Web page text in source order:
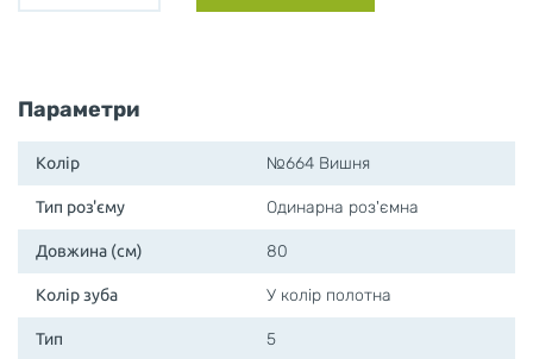
Параметри
Колір №664 Вишня
Тип роз'єму Одинарна роз'ємна
Довжина (см) 80
Колір зуба У колір полотна
Тип 5